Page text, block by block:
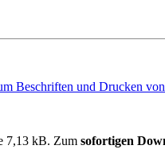
Beschriften und Drucken
7,13 kB. Zum sofortigen